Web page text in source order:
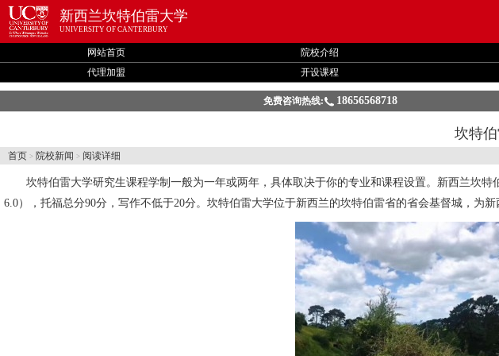
新西兰坎特伯雷大学
UNIVERSITY OF CANTERBURY
网站首页 院校介绍
代理加盟
开设课程
免费咨询热线: 18656568718
坎特
首页 > 院校新闻 > 阅读详细
坎特伯雷大学研究生课程学制一般为一年或两年，具体取决于你的专业和课程设置。新西兰坎
6.0），托福总分90分，写作不低于20分。坎特伯雷大学位于新西兰的坎特伯雷省的省会基督城，为新